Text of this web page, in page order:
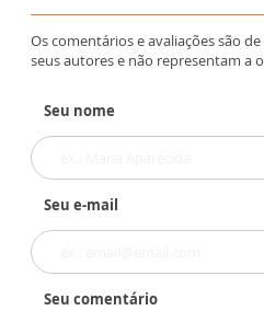
Os comentários e avaliações são
seus autores e não representam a
Seu nome
Seu e-mail
Seu comentário